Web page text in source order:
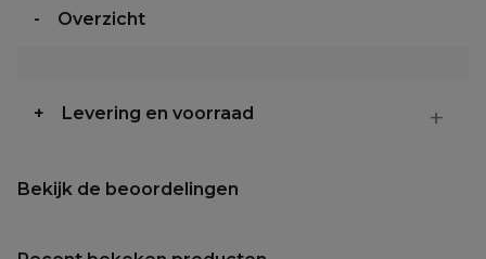
Overzicht
Levering en voorraad
Bekijk de beoordelingen